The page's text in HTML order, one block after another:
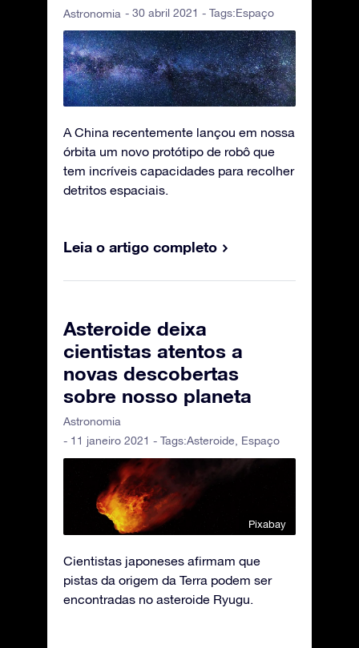
Astronomia - 30 abril 2021 - Tags:Espaço
A China recentemente lançou em nossa
órbita um novo protótipo de robô que
tem incríveis capacidades para recolher
detritos espaciais.
Leia o artigo completo
Asteroide deixa
cientistas atentos a
novas descobertas
sobre nosso planeta
Astronomia
- 11 janeiro 2021 - Tags:Asteroide Espaço
Pixabay
Cientistas japoneses afirmam que
pistas da origem da Terra podem ser
encontradas no asteroide Ryugu.